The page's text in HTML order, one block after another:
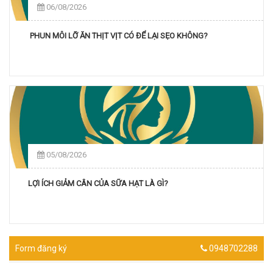
06/08/2026
PHUN MÔI LỠ ĂN THỊT VỊT CÓ ĐỂ LẠI SẸO KHÔNG?
05/08/2026
LỢI ÍCH GIẢM CÂN CỦA SỮA HẠT LÀ GÌ?
Form đăng ký 0948702288